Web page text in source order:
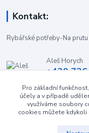
Kontakt:
Rybářské potřeby-Na prutu
Aleš Horych
+420
obchod-
Pro základní
účely a v případě
využíváme soubory
cookies můžete kdykoli